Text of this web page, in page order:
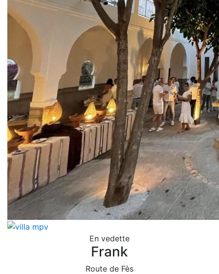
En vedette
Frank
Route de Fès